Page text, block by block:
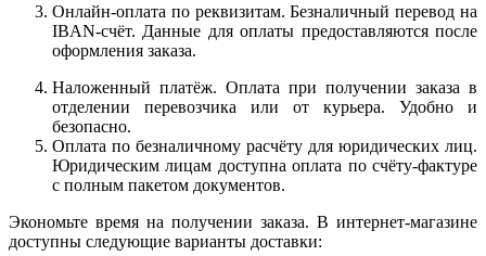
Онлайн-оплата по реквизитам. Безналичный перевод на
IBAN-счёт. Данные для оплаты предоставляются после
оформления заказа.
Наложенный платёж. Оплата при получении заказа в
отделении перевозчика или от курьера. Удобно и
безопасно.
Оплата по безналичному расчёту для юридических лиц.
Юридическим лицам доступна оплата по счёту-фактуре
с полным пакетом документов.
Экономьте время на получении заказа. В интернет-магазине
доступны следующие варианты доставки: